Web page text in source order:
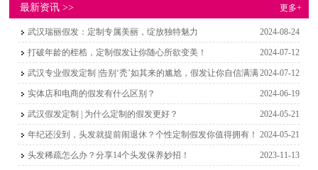
最新资讯 >> 更多+
2024-08-24
武汉瑞丽假发：定制专属美丽，绽放独特魅力
2024-07-12
打破年龄的桎梏，定制假发让你随心所欲变美！
2024-07-12
武汉专业假发定制 |告别‘秃’如其来的尴尬，假发让你自信满满
2024-06-19
实体店和电商的假发有什么区别？
2024-05-21
武汉假发定制 | 为什么定制的假发更好？
2024-05-21
年纪还没到，头发就提前闹退休？个性定制假发你值得拥有！
2023-11-13
头发稀疏怎么办？分享14个头发保养妙招！